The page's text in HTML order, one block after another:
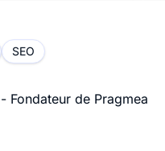
SEO
Fondateur de Pragmea